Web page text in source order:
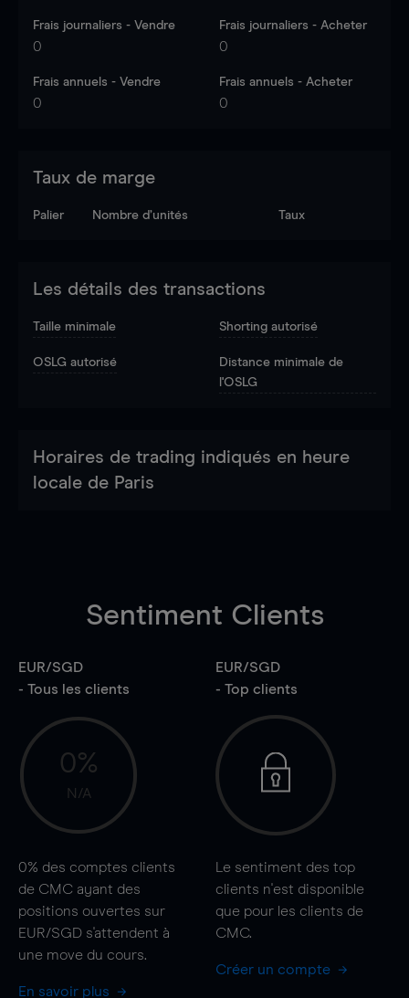
Frais journaliers - Vendre
0
Frais journaliers - Acheter
0
Frais annuels - Vendre
0
Frais annuels - Acheter
0
Taux de marge
Palier Nombre d’unités Taux
Les détails des transactions
Taille minimale Shorting autorisé
OSLG autorisé
Distance minimale de
l'OSLG
Horaires de trading indiqués en heure
locale de Paris
Sentiment Clients
EUR/SGD
- Tous les clients
0%
N/A
0% des comptes clients
de CMC ayant des
positions ouvertes sur
EUR/SGD s'attendent à
une move du cours.
En savoir plus
EUR/SGD
- Top clients
Le sentiment des top
clients n'est disponible
que pour les clients de
CMC.
Créer un compte